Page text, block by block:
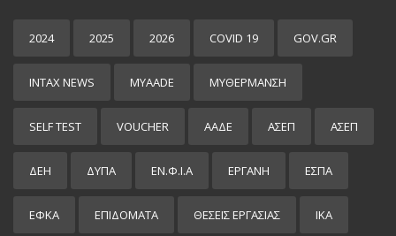
2024 2025 2026 COVID 19 GOV.GR
INTAX NEWS MYAADE MYΘΈΡΜΑΝΣΗ
SELF TEST VOUCHER ΑΑΔΕ ΑΣΕΠ ΑΣΕΠ
ΔΕΗ ΔΥΠΑ ΕΝ.Φ.Ι.Α ΕΡΓΑΝΗ ΕΣΠΑ
ΕΦΚΑ ΕΠΙΔΌΜΑΤΑ ΘΕΣΕΙΣ ΕΡΓΑΣΙΑΣ ΙΚΑ